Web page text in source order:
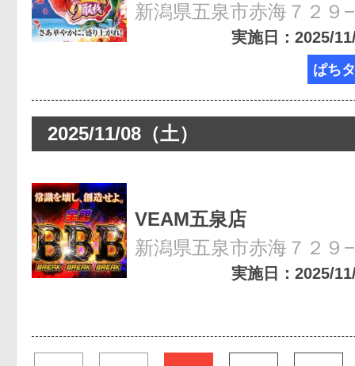
新潟県五泉市赤海７２９
実施日：2025/
ぱち
2025/11/08（土）
VEAM五泉店
新潟県五泉市赤海７２９
実施日：2025/